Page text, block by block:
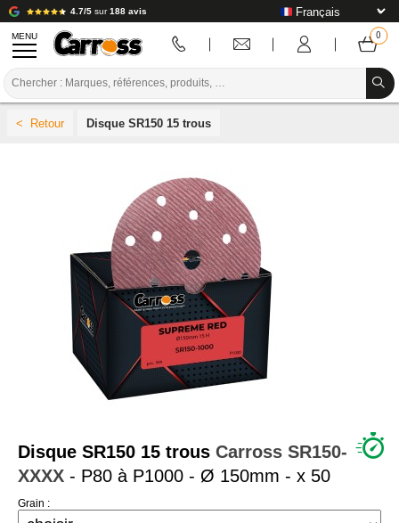
4.7/5 sur188 avis
MENU
PREPARATION / PEINTURE / FINITION
CONSOMMABLE CARROSSERIE
OUTILLAGE CARROSSERIE
ÉQUIPEMENT ATELIER CARROSSERIE
CODE COULEUR
INSTALLATION LABO
TUTORIEL & CONSEILS
Disque SR150 15 trous
Disque SR150 15 trous Carross SR150-
XXXX - P80 à P1000 - Ø 150mm - x 50
Grain :